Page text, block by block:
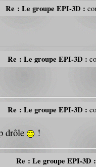
Re : Le groupe EPI-3D :
Re : Le groupe EPI-3D :
Re : Le groupe EPI-3D :
drôle !
Re : Le groupe EPI-3D :